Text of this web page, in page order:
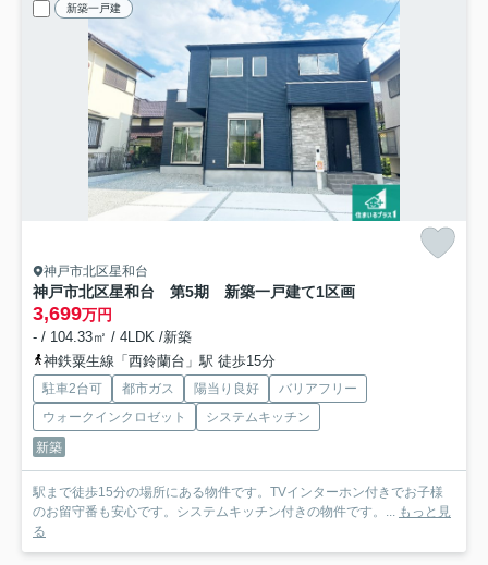
新築一戸建
神戸市北区星和台
神戸市北区星和台 第5期 新築一戸建て1区画
3,699万円
- / 104.33㎡ / 4LDK /新築
神鉄粟生線「西鈴蘭台」駅 徒歩15分
駐車2台可 都市ガス 陽当り良好
バリアフリー
ウォークインクロゼット
システムキッチン
新築
駅まで徒歩15分の場所にある物件です。TVインターホン付きでお子様
のお留守番も安心です。システムキッチン付きの物件です。...
もっと見
る